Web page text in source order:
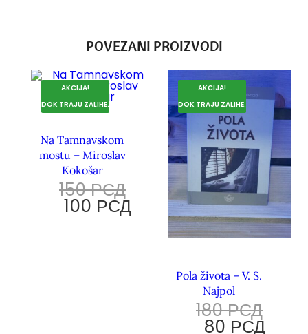
POVEZANI PROIZVODI
AKCIJA!
DOK TRAJU ZALIHE.
Na Tamnavskom
mostu – Miroslav
Kokošar
150РСД
100 РСД
AKCIJA!
DOK TRAJU ZALIHE.
Pola života – V. S.
Najpol
180РСД
80 РСД